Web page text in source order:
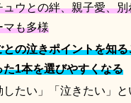
ュウとの絆、親子愛、
マも多様
との泣きポイントを知
た1本を選びやすくなる
したい」「泣きたい」